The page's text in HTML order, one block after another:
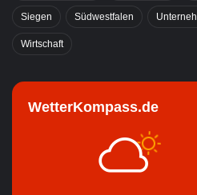
Siegen Südwestfalen
Wirtschaft
WetterKompass.de